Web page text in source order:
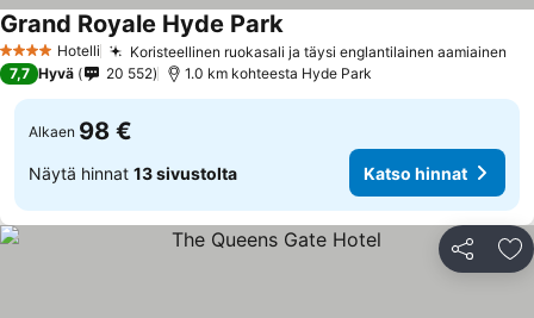
4 Tähtiluokitus
Hotelli Koristeellinen ruokasali ja täysi englantilainen aamiainen
Grand Royale Hyde ParkKatso hinnat
7,7 Hyvä 20 552 1.0 km kohteesta Hyde Park
Alkaen 98 €
Näytä hinnat 13 sivustolta Katso hinnat
Jaa